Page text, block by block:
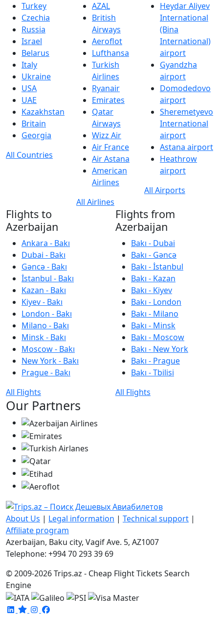
Turkey
Czechia
Russia
Israel
Belarus
Italy
Ukraine
USA
UAE
Kazakhstan
Britain
Georgia
All Countries
AZAL
British
Airways
Aeroflot
Lufthansa
Turkish
Airlines
Ryanair
Emirates
Qatar
Airways
Wizz Air
Air France
Air Astana
American
Airlines
All Airlines
Heydar Aliyev
International
(Bina
International)
airport
Gyandzha
airport
Domodedovo
airport
Sheremetyevo
International
airport
Astana airport
Heathrow
airport
All Airports
Flights to
Azerbaijan
Ankara - Bakı
Dubai - Bakı
Gəncə - Bakı
İstanbul - Bakı
Kazan - Bakı
Kiyev - Bakı
London - Bakı
Milano - Bakı
Minsk - Bakı
Moscow - Bakı
New York - Bakı
Prague - Bakı
All Flights
Flights from
Azerbaijan
Bakı - Dubai
Bakı - Gəncə
Bakı - İstanbul
Bakı - Kazan
Bakı - Kiyev
Bakı - London
Bakı - Milano
Bakı - Minsk
Bakı - Moscow
Bakı - New York
Bakı - Prague
Bakı - Tbilisi
All Flights
Our Partners
About Us | Legal information | Technical support |
Affiliate program
Azerbaijan, Baku city, Vagif Ave. 5, AZ1007
Telephone: +994 70 293 39 69
© 2009-2026 Trips.az - Cheap Flight Tickets Search
Engine